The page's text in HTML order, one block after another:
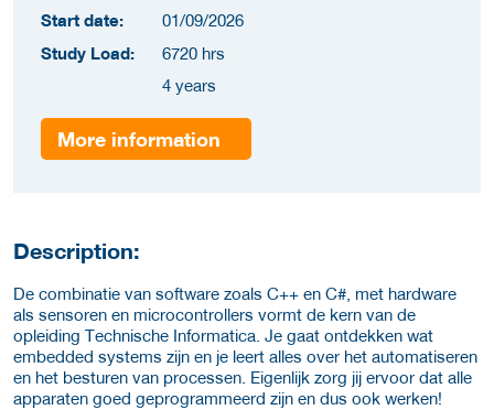
Start date:
01/09/2026
Study Load:
6720 hrs
4 years
More information
Description:
De combinatie van software zoals C++ en C#, met hardware
als sensoren en microcontrollers vormt de kern van de
opleiding Technische Informatica. Je gaat ontdekken wat
embedded systems zijn en je leert alles over het automatiseren
en het besturen van processen. Eigenlijk zorg jij ervoor dat alle
apparaten goed geprogrammeerd zijn en dus ook werken!